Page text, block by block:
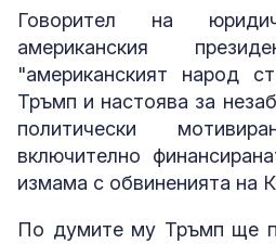
Говорител на
американския
"американският народ
Тръмп и настоява за
политически
включително
измама с обвиненията на
По думите му Тръмп ще